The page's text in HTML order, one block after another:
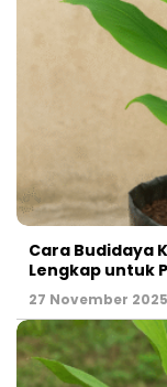
Cara Budidaya
Lengkap untuk
27 November 2025